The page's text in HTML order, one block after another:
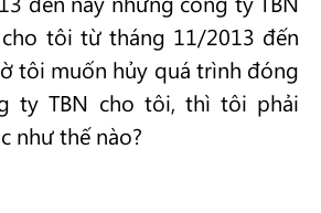
tôi từ tháng 11/2013 đến
tôi muốn hủy quá trình đóng
ty TBN cho tôi, thì tôi phải
như thế nào?